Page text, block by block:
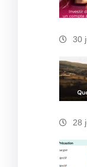
30
28